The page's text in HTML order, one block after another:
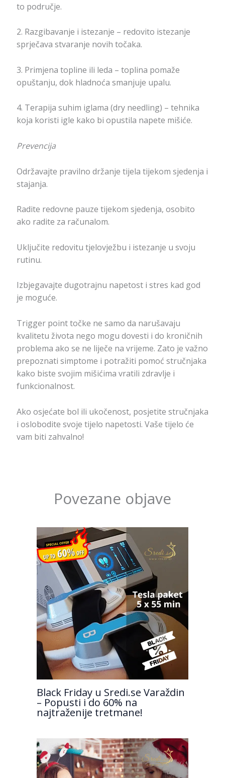
to područje.
2. Razgibavanje i istezanje – redovito istezanje
sprječava stvaranje novih točaka.
3. Primjena topline ili leda – toplina pomaže
opuštanju, dok hladnoća smanjuje upalu.
4. Terapija suhim iglama (dry needling) – tehnika
koja koristi igle kako bi opustila napete mišiće.
Prevencija
Održavajte pravilno držanje tijela tijekom sjedenja i
stajanja.
Radite redovne pauze tijekom sjedenja, osobito
ako radite za računalom.
Uključite redovitu tjelovježbu i istezanje u svoju
rutinu.
Izbjegavajte dugotrajnu napetost i stres kad god
je moguće.
Trigger point točke ne samo da narušavaju
kvalitetu života nego mogu dovesti i do kroničnih
problema ako se ne liječe na vrijeme. Zato je važno
prepoznati simptome i potražiti pomoć stručnjaka
kako biste svojim mišićima vratili zdravlje i
funkcionalnost.
Ako osjećate bol ili ukočenost, posjetite stručnjaka
i oslobodite svoje tijelo napetosti. Vaše tijelo će
vam biti zahvalno!
Povezane objave
Black Friday u Sredi.se Varaždin
– Popusti i do 60% na
najtraženije tretmane!